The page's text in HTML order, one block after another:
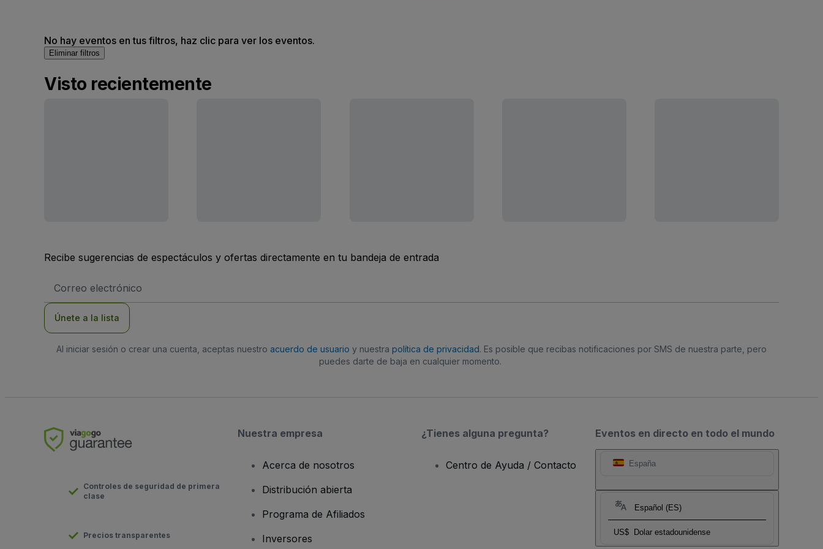
No hay eventos en tus filtros, haz clic para ver los eventos.
Eliminar filtros
Visto recientemente
Recibe sugerencias de espectáculos y ofertas directamente en tu bandeja de entrada
de
Únete a la lista
Al iniciar sesión o crear una cuenta, aceptas nuestro acuerdo de usuario y nuestra política de privacidad. Es posible que recibas notificaciones por SMS de nuestra parte, pero
puedes darte de baja en cualquier momento.
Eventos en directo en todo el mundo
España
Español (ES)
US$ Dolar estadounidense
Controles de seguridad de primera
clase
Precios transparentes
Nuestra empresa
Acerca de nosotros
Distribución abierta
Programa de Afiliados
Inversores
¿Tienes alguna pregunta?
Centro de Ayuda / Contacto